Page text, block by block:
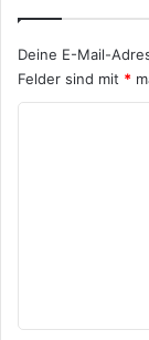
Deine E-Mail-
Felder sind mit *